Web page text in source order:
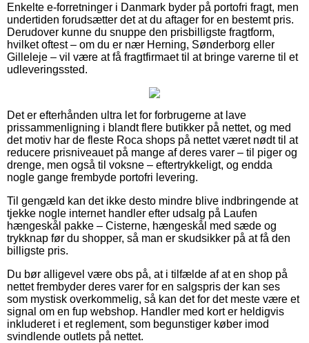
Enkelte e-forretninger i Danmark byder på portofri fragt, men
undertiden forudsætter det at du aftager for en bestemt pris.
Derudover kunne du snuppe den prisbilligste fragtform,
hvilket oftest – om du er nær Herning, Sønderborg eller
Gilleleje – vil være at få fragtfirmaet til at bringe varerne til et
udleveringssted.
Det er efterhånden ultra let for forbrugerne at lave
prissammenligning i blandt flere butikker på nettet, og med
det motiv har de fleste Roca shops på nettet været nødt til at
reducere prisniveauet på mange af deres varer – til piger og
drenge, men også til voksne – eftertrykkeligt, og endda
nogle gange frembyde portofri levering.
Til gengæld kan det ikke desto mindre blive indbringende at
tjekke nogle internet handler efter udsalg på Laufen
hængeskål pakke – Cisterne, hængeskål med sæde og
trykknap før du shopper, så man er skudsikker på at få den
billigste pris.
Du bør alligevel være obs på, at i tilfælde af at en shop på
nettet frembyder deres varer for en salgspris der kan ses
som mystisk overkommelig, så kan det for det meste være et
signal om en fup webshop. Handler med kort er heldigvis
inkluderet i et reglement, som begunstiger køber imod
svindlende outlets på nettet.